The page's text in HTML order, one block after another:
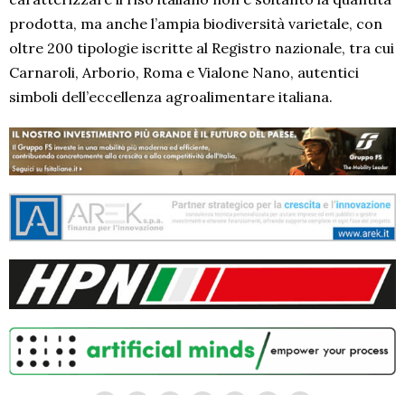
prodotta, ma anche l’ampia biodiversità varietale, con
oltre 200 tipologie iscritte al Registro nazionale, tra cui
Carnaroli, Arborio, Roma e Vialone Nano, autentici
simboli dell’eccellenza agroalimentare italiana.